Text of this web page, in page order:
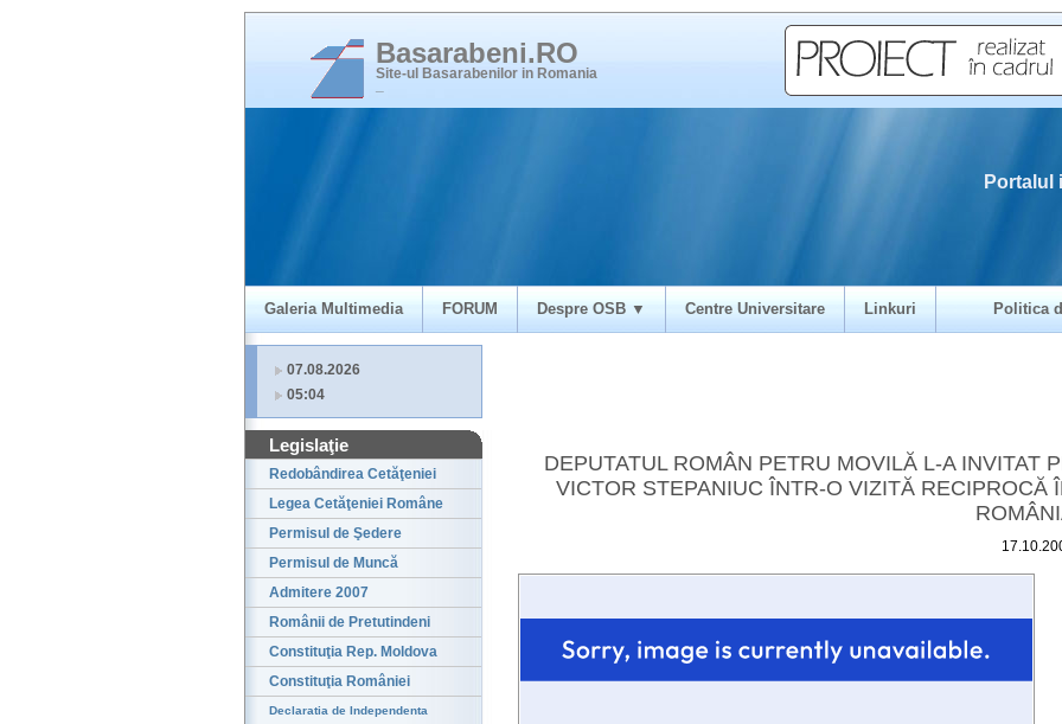
Basarabeni.RO
Site-ul Basarabenilor in Romania
Portalul
Galeria Multimedia FORUM Despre OSB ▼ Centre Universitare Linkuri Politica
07.08.2026
05:04
Legislaţie
Redobândirea Cetăţeniei
Legea Cetăţeniei Române
Permisul de Şedere
Permisul de Muncă
Admitere 2007
Românii de Pretutindeni
Constituţia Rep. Moldova
Constituţia României
Declaratia de Independenta
DEPUTATUL ROMÂN PETRU MOVILĂ L-A INVITAT
VICTOR STEPANIUC ÎNTR-O VIZITĂ RECIPROCĂ